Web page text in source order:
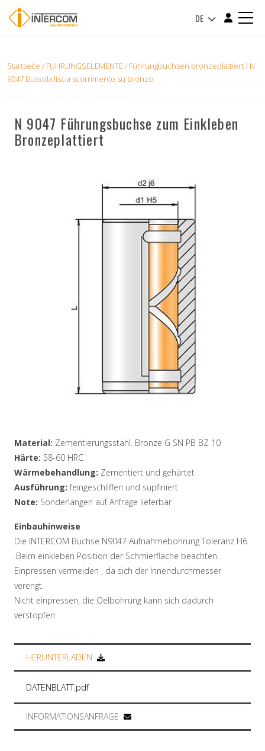
DE
Startseite / FÜHRUNGSELEMENTE/ Führungbuchsen bronzeplattiert/ N
9047 Bussola liscia scorrimento su bronzo
N 9047 Führungsbuchse zum Einkleben
Bronzeplattiert
Material: Zementierungsstahl. Bronze G SN PB BZ 10
Härte: 58-60 HRC
Wärmebehandlung: Zementiert und gehärtet
Ausführung: feingeschliffen und supfiniert
Note: Sonderlängen auf Anfrage lieferbar
Einbauhinweise
Die INTERCOM Buchse N9047 Aufnahmebohrung Toleranz H6
.Beim einkleben Position der Schmierfläche beachten.
Einpressen vermeiden , da sich der Innendurchmesser
verengt.
Nicht einpressen, die Oelbohrung kann sich dadurch
verstopfen.
HERUNTERLADEN
DATENBLATT.pdf
INFORMATIONSANFRAGE